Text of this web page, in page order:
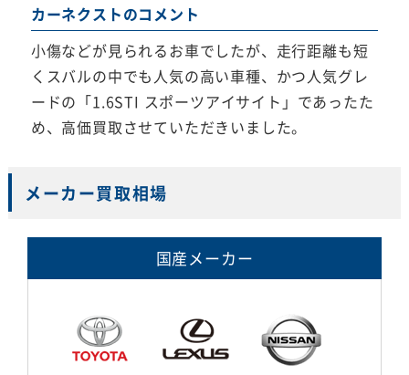
カーネクストのコメント
小傷などが見られるお車でしたが、走行距離も短
くスバルの中でも人気の高い車種、かつ人気グレ
ードの「1.6STI スポーツアイサイト」であったた
め、高価買取させていただきいました。
メーカー買取相場
国産メーカー